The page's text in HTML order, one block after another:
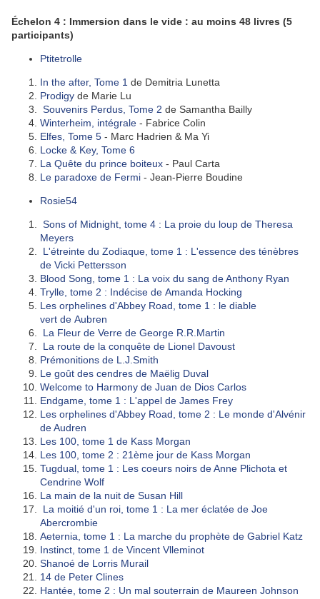
Échelon 4 : Immersion dans le vide : au moins 48 livres (5
participants)
Ptitetrolle
In the after, Tome 1 de Demitria Lunetta
Prodigy de Marie Lu
Souvenirs Perdus, Tome 2 de Samantha Bailly
Winterheim, intégrale - Fabrice Colin
Elfes, Tome 5 - Marc Hadrien & Ma Yi
Locke & Key, Tome 6
La Quête du prince boiteux - Paul Carta
Le paradoxe de Fermi - Jean-Pierre Boudine
Rosie54
Sons of Midnight, tome 4 : La proie du loup de Theresa
Meyers
L'étreinte du Zodiaque, tome 1 : L'essence des ténèbres
de Vicki Pettersson
Blood Song, tome 1 : La voix du sang de Anthony Ryan
Trylle, tome 2 : Indécise de Amanda Hocking
Les orphelines d'Abbey Road, tome 1 : le diable
vert de Aubren
La Fleur de Verre de George R.R.Martin
La route de la conquête de Lionel Davoust
Prémonitions de L.J.Smith
Le goût des cendres de Maëlig Duval
Welcome to Harmony de Juan de Dios Carlos
Endgame, tome 1 : L'appel de James Frey
Les orphelines d'Abbey Road, tome 2 : Le monde d'Alvénir
de Audren
Les 100, tome 1 de Kass Morgan
Les 100, tome 2 : 21ème jour de Kass Morgan
Tugdual, tome 1 : Les coeurs noirs de Anne Plichota et
Cendrine Wolf
La main de la nuit de Susan Hill
La moitié d'un roi, tome 1 : La mer éclatée de Joe
Abercrombie
Aeternia, tome 1 : La marche du prophète de Gabriel Katz
Instinct, tome 1 de Vincent Vlleminot
Shanoé de Lorris Murail
14 de Peter Clines
Hantée, tome 2 : Un mal souterrain de Maureen Johnson